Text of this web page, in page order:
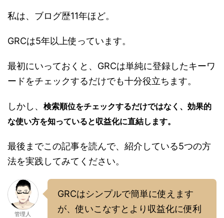
私は、ブログ歴11年ほど。
GRCは5年以上使っています。
最初にいっておくと、GRCは単純に登録したキーワ
ードをチェックするだけでも十分役立ちます。
しかし、 検索順位をチェックするだけではなく、効果的
な使い方を知っていると収益化に直結します。
最後までこの記事を読んで、紹介している5つの方
法を実践してみてください。
管理人
GRCはシンプルで簡単に使えます
が、使いこなすとより収益化に便利